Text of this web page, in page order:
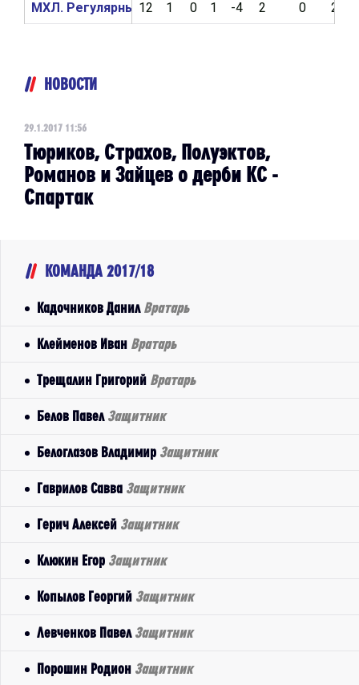
12 1 0 1 -4 2 0 2
МХЛ. Регулярный чемпионат 2016/2017
НОВОСТИ
29.1.2017 11:56
Тюриков, Страхов, Полуэктов,
Романов и Зайцев о дерби КС -
Спартак
КОМАНДА 2017/18
Кадочников Данил Вратарь
Клейменов Иван Вратарь
Трещалин Григорий Вратарь
Белов Павел Защитник
Белоглазов Владимир Защитник
Гаврилов Савва Защитник
Герич Алексей Защитник
Клюкин Егор Защитник
Копылов Георгий Защитник
Левченков Павел Защитник
Порошин Родион Защитник